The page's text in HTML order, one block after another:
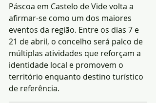
Páscoa em Castelo de Vide volta a
afirmar-se como um dos maiores
eventos da região. Entre os dias 7 e
21 de abril, o concelho será palco de
múltiplas atividades que reforçam a
identidade local e promovem o
território enquanto destino turístico
de referência.